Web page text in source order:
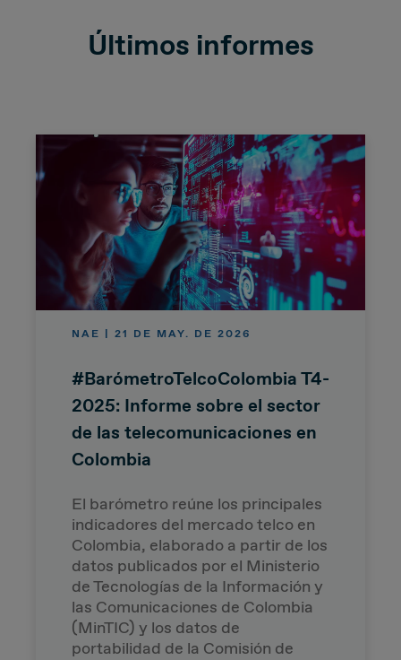
Últimos informes
NAE | 21 DE MAY. DE 2026
#BarómetroTelcoColombia T4-
2025: Informe sobre el sector
de las telecomunicaciones en
Colombia
El barómetro reúne los principales
indicadores del mercado telco en
Colombia, elaborado a partir de los
datos publicados por el Ministerio
de Tecnologías de la Información y
las Comunicaciones de Colombia
(MinTIC) y los datos de
portabilidad de la Comisión de